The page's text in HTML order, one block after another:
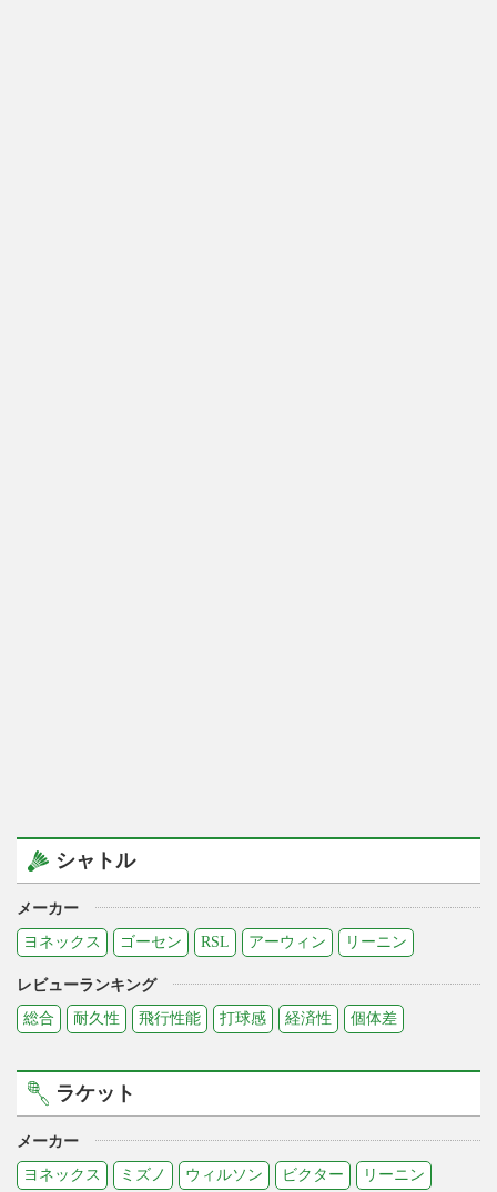
シャトル
メーカー
ヨネックス
ゴーセン RSL アーウィン リーニン
レビューランキング
総合
耐久性 飛行性能 打球感 経済性 個体差
ラケット
メーカー
ヨネックス
ミズノ ウィルソン ビクター リーニン